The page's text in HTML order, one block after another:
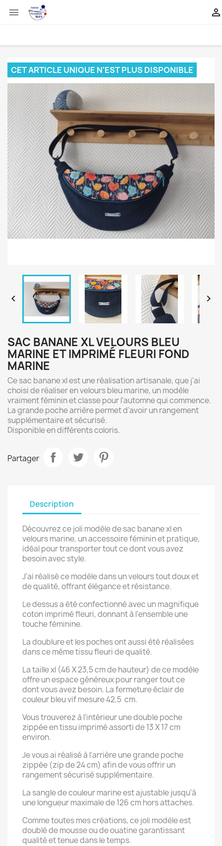
 
CET ARTICLE UNIQUE N'EST PLUS DISPONIBLE
 
SAC BANANE XL VELOURS BLEU
MARINE ET IMPRIMÉ FLEURI FOND
MARINE
Ce sac banane xl est une réalisation artisanale, que j'ai
choisi de réaliser en velours bleu marine, un modèle
vraiment féminin et classe pour l'automne qui commence.
La grande poche arrière permet d'avoir un rangement
supplémentaire et sécurisé.
Disponible en différents coloris.
Partager
Description
Découvrez ce joli modèle de sac banane xl en
velours marine, un accessoire féminin et pratique,
idéal pour transporter tout ce dont vous avez
besoin avec style.
J'ai réalisé ce modèle dans un velours tout doux et
de qualité, offrant élégance et résistance.
Le dessus a été confectionné avec un magnifique
coton imprimé fleuri, donnant à l'ensemble une
touche féminine.
La doublure et les poches ont aussi été réalisées
dans ce même tissu fleuri de qualité.
La taille xl (46 X 23,5 cm de hauteur) de ce modèle
offre un espace généreux pour ranger tout ce
dont vous avez besoin. La fermeture éclair de
couleur bleu vif mesure 42,5 cm.
Vous trouverez à l'intérieur une double poche
zippée en tissu imprimé assorti de 13 X 17 cm
environ.
Je vous ai réalisé à l'arrière une grande poche
zippée (zip de 24 cm) afin de vous offrir un
rangement sécurisé supplémentaire.
La sangle de couleur marine est ajustable jusqu'à
une longueur maximale de 126 cm hors attaches.
Comme toutes mes créations, ce joli modèle est
doublé de mousse ou de ouatine garantissant
qualité et tenue dans le temps.
Créer une liste d'envies
Nom de la liste d'envies
Annuler Créer une liste d'envies